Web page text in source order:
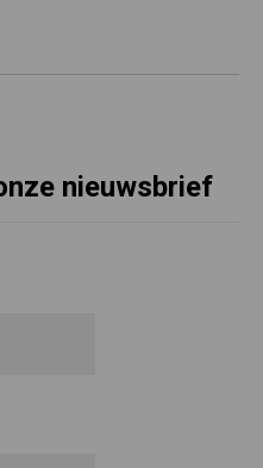
nieuwsbrief